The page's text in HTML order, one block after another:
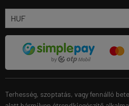
Terhesség, szoptatás, vagy fennálló